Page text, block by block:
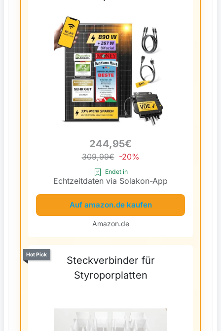
244,95€
309,99€ -20%
Endet in
Echtzeitdaten via Solakon-App
Auf amazon.de kaufen
Amazon.de
Steckverbinder für
Styroporplatten
Hot Pick